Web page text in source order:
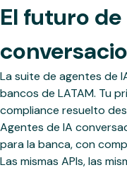
El futuro
La suite de agentes de
bancos de LATAM. Tu
compliance resuelto
Agentes de IA
para la banca, con
Las mismas APIs, las